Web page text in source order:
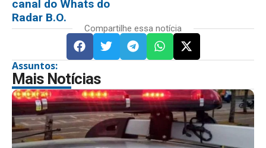
canal do Whats do
Radar B.O.
Compartilhe essa notícia
Assuntos:
Mais Notícias